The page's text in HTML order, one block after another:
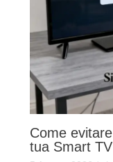
Come
tua Smart TV